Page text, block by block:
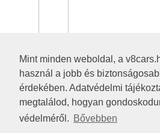
Mint minden weboldal, a
használ a jobb és
érdekében. Adatvédelmi
megtalálod, hogyan
védelméről. Bővebben